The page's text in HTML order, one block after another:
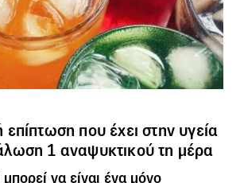
επίπτωση που έχει στην υγεία
1 αναψυκτικού τη μέρα
να είναι ένα μόνο